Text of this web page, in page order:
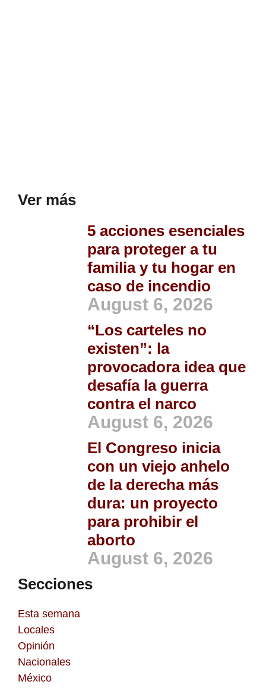
Ver más
5 acciones esenciales
para proteger a tu
familia y tu hogar en
caso de incendio
August 6, 2026
“Los carteles no
existen”: la
provocadora idea que
desafía la guerra
contra el narco
August 6, 2026
El Congreso inicia
con un viejo anhelo
de la derecha más
dura: un proyecto
para prohibir el
aborto
August 6, 2026
Secciones
Esta semana
Locales
Opinión
Nacionales
México